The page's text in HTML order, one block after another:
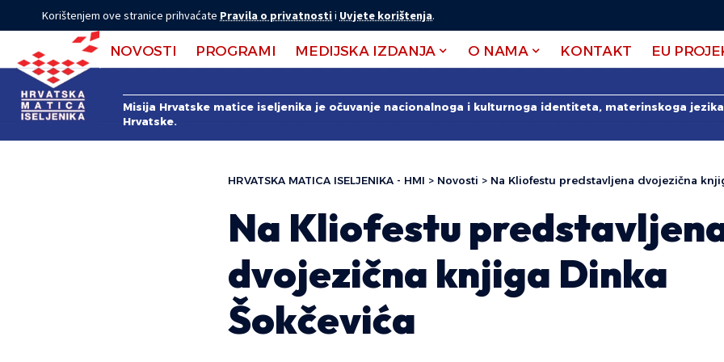
Korištenjem ove stranice prihvaćate Pravila o privatnostii Uvjete korištenja.
NOVOSTI PROGRAMI MEDIJSKA IZDANJA O NAMA KONTAKT EU
Misija Hrvatske matice iseljenika je očuvanje nacionalnoga i kulturnoga identiteta, materinskoga
Hrvatske.
HRVATSKA MATICA ISELJENIKA - HMI > Novosti > Na Kliofestu predstavljena dvojezična
Na Kliofestu
dvojezična knjiga Dinka
Šokčevića